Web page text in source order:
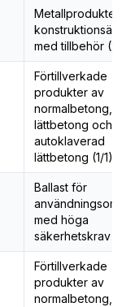
med tillbehör
Förtillverkade
produkter av
normalbetong,
lättbetong och
autoklaverad
lättbetong (1/1)
Ballast för
med höga
säkerhetskrav
Förtillverkade
produkter av
normalbetong,